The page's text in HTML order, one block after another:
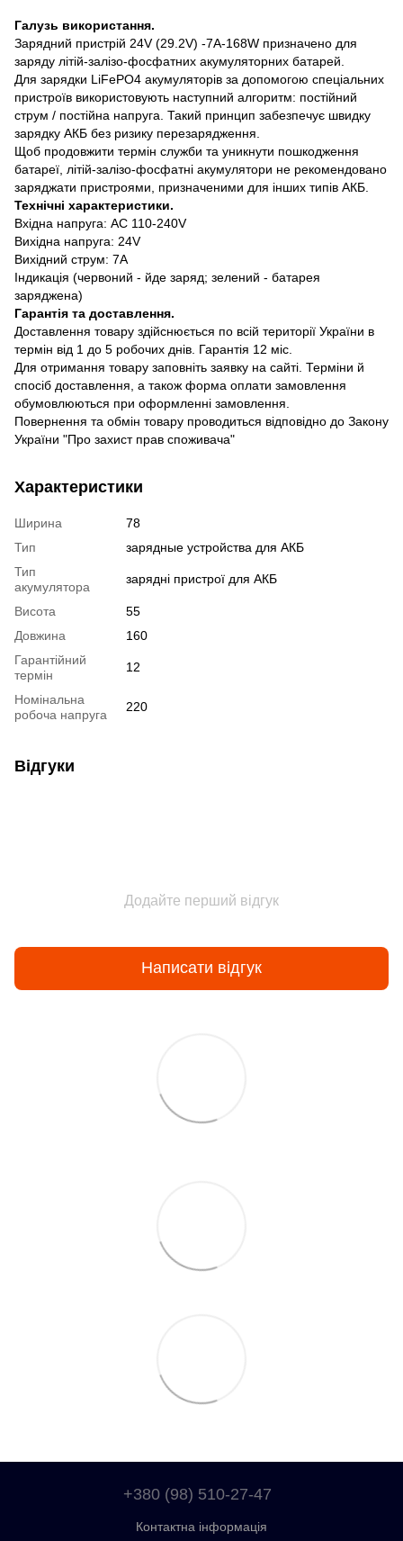
Галузь використання.
Зарядний пристрій 24V (29.2V) -7A-168W призначено для
заряду літій-залізо-фосфатних акумуляторних батарей.
Для зарядки LiFePO4 акумуляторів за допомогою спеціальних
пристроїв використовують наступний алгоритм: постійний
струм / постійна напруга. Такий принцип забезпечує швидку
зарядку АКБ без ризику перезарядження.
Щоб продовжити термін служби та уникнути пошкодження
батареї, літій-залізо-фосфатні акумулятори не рекомендовано
заряджати пристроями, призначеними для інших типів АКБ.
Технічні характеристики.
Вхідна напруга: AC 110-240V
Вихідна напруга: 24V
Вихідний струм: 7A
Індикація (червоний - йде заряд; зелений - батарея
заряджена)
Гарантія та доставлення.
Доставлення товару здійснюється по всій території України в
термін від 1 до 5 робочих днів. Гарантія 12 міс.
Для отримання товару заповніть заявку на сайті. Терміни й
спосіб доставлення, а також форма оплати замовлення
обумовлюються при оформленні замовлення.
Повернення та обмін товару проводиться відповідно до Закону
України "Про захист прав споживача"
Характеристики
Ширина
78
Тип
зарядные устройства для АКБ
Тип
акумулятора
зарядні пристрої для АКБ
Висота
55
Довжина
160
Гарантійний
термін
12
Номінальна
робоча напруга
220
Відгуки
Додайте перший відгук
Написати відгук
+380 (98) 510-27-47
Контактна інформація